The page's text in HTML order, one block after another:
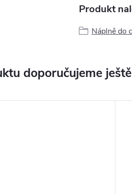
Produkt
Náplně do
doporučujeme